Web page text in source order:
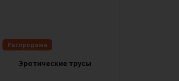
Распродажа
Эротические трусы